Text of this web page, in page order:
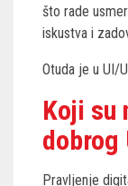
što rade
iskustva i
Otuda je u UI/
Koji su
dobrog
Pravljenje